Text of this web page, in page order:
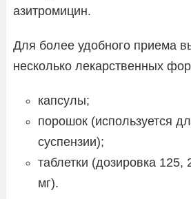
азитромицин.
Для более удобного приема
несколько лекарственных
капсулы;
порошок (используется
суспензии);
таблетки (дозировка 125,
мг).